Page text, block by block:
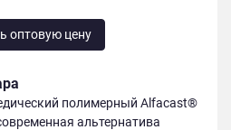
оптовую цену
полимерный Alfacast®
альтернатива